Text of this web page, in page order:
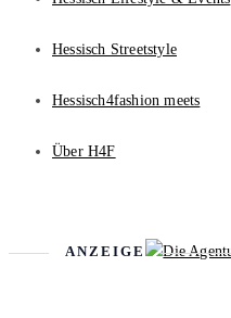
Hessisch Streetstyle
Hessisch4fashion meets
Über H4F
ANZEIGE